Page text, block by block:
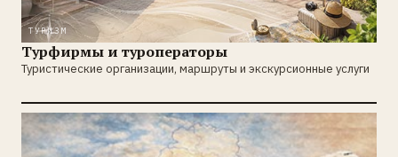
ТУРИЗМ
Турфирмы и туроператоры
Туристические организации, маршруты и экскурсионные услуги